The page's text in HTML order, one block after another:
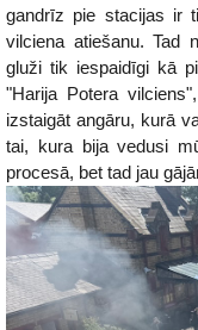
gandrīz pie stacijas ir
vilciena atiešanu. Tad
gluži tik iespaidīgi kā
"Harija Potera
izstaigāt angāru, kurā
tai, kura bija vedusi
procesā, bet tad jau